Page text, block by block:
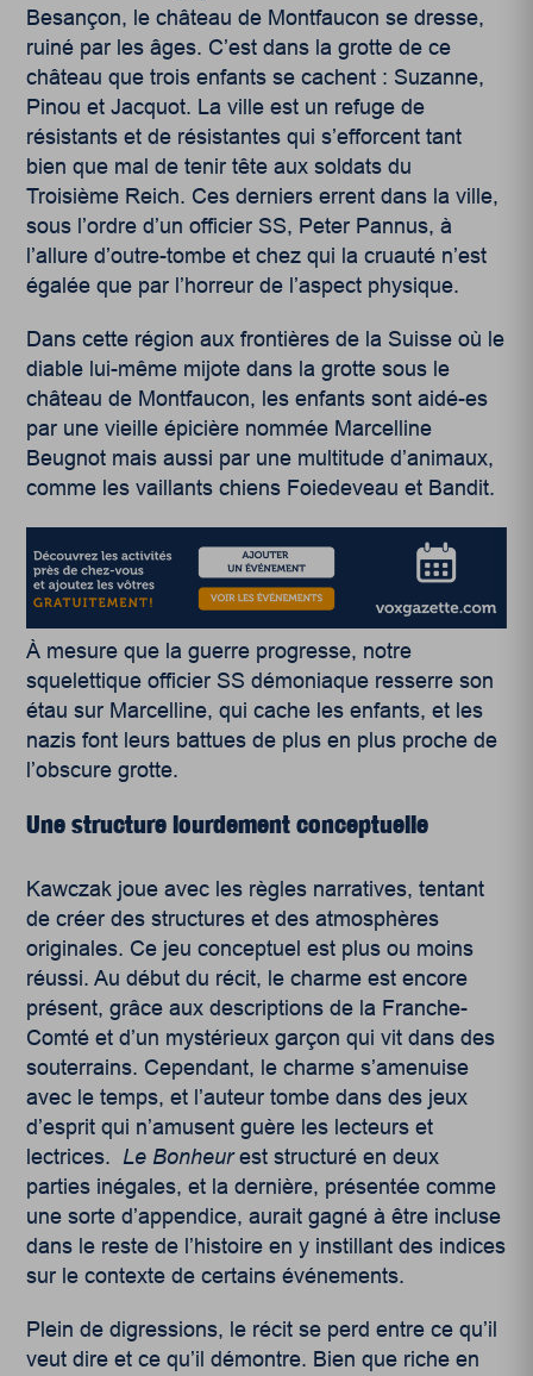
Besançon, le château de Montfaucon se dresse,
ruiné par les âges. C’est dans la grotte de ce
château que trois enfants se cachent : Suzanne,
Pinou et Jacquot. La ville est un refuge de
résistants et de résistantes qui s’efforcent tant
bien que mal de tenir tête aux soldats du
Troisième Reich. Ces derniers errent dans la ville,
sous l’ordre d’un officier SS, Peter Pannus, à
l’allure d’outre-tombe et chez qui la cruauté n’est
égalée que par l’horreur de l’aspect physique.
Dans cette région aux frontières de la Suisse où le
diable lui-même mijote dans la grotte sous le
château de Montfaucon, les enfants sont aidé-es
par une vieille épicière nommée Marcelline
Beugnot mais aussi par une multitude d’animaux,
comme les vaillants chiens Foiedeveau et Bandit.
À mesure que la guerre progresse, notre
squelettique officier SS démoniaque resserre son
étau sur Marcelline, qui cache les enfants, et les
nazis font leurs battues de plus en plus proche de
l’obscure grotte.
Une structure lourdement conceptuelle
Kawczak joue avec les règles narratives, tentant
de créer des structures et des atmosphères
originales. Ce jeu conceptuel est plus ou moins
réussi. Au début du récit, le charme est encore
présent, grâce aux descriptions de la Franche-
Comté et d’un mystérieux garçon qui vit dans des
souterrains. Cependant, le charme s’amenuise
avec le temps, et l’auteur tombe dans des jeux
d’esprit qui n’amusent guère les lecteurs et
lectrices.Le Bonheurest structuré en deux
parties inégales, et la dernière, présentée comme
une sorte d’appendice, aurait gagné à être incluse
dans le reste de l’histoire en y instillant des indices
sur le contexte de certains événements.
Plein de digressions, le récit se perd entre ce qu’il
veut dire et ce qu’il démontre. Bien que riche en